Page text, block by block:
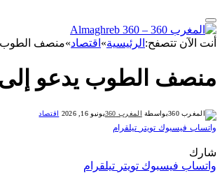
أنت الآن تتصفح: الرئيسية» اقتصاد»منصف الطوب
منصف الطوب يدعو إلى
بواسطة المغرب 360 يونيو 16, 2026 اقتصاد
واتساب فيسبوك تويتر تيلقرام
شارك
واتساب فيسبوك تويتر تيلقرام